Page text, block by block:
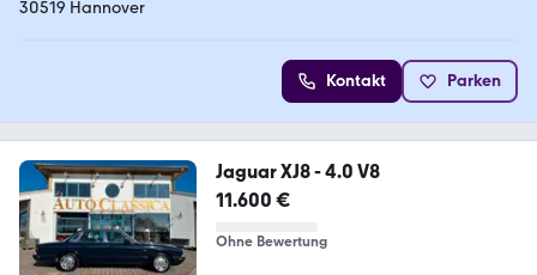
30519 Hannover
Kontakt Parken
Jaguar XJ8 - 4.0 V8
11.600 €
Ohne Bewertung